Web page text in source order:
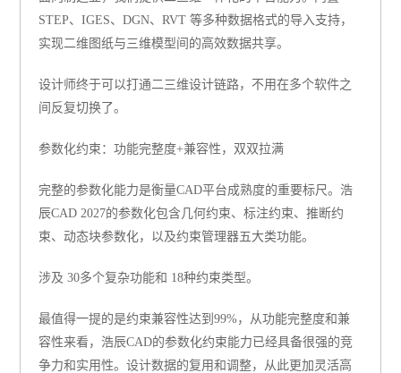
STEP、IGES、DGN、RVT 等多种数据格式的导入支持，
实现二维图纸与三维模型间的高效数据共享。
设计师终于可以打通二三维设计链路，不用在多个软件之
间反复切换了。
参数化约束：功能完整度+兼容性，双双拉满
完整的参数化能力是衡量CAD平台成熟度的重要标尺。浩
辰CAD 2027的参数化包含几何约束、标注约束、推断约
束、动态块参数化，以及约束管理器五大类功能。
涉及 30多个复杂功能和 18种约束类型。
最值得一提的是约束兼容性达到99%，从功能完整度和兼
容性来看，浩辰CAD的参数化约束能力已经具备很强的竞
争力和实用性。设计数据的复用和调整，从此更加灵活高